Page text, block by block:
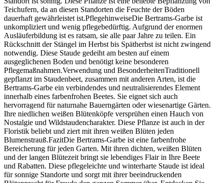
Teichufern, da an diesen Standorten die Feuchte der Böden
dauerhaft gewährleistet ist.PflegehinweiseDie Bertrams-Garbe ist
unkompliziert und wenig pflegebedürftig. Aufgrund der enormen
Ausläuferbildung ist es ratsam, sie alle paar Jahre zu teilen. Ein
Rückschnitt der Stängel im Herbst bis Spätherbst ist nicht zwingend
notwendig. Diese Staude gedeiht am besten auf einem
ausgeglichenen Boden und benötigt keine besonderen
Pflegemaßnahmen.Verwendung und BesonderheitenTraditionell
gepflanzt im Staudenbeet, zusammen mit anderen Arten, ist die
Bertrams-Garbe ein verbindendes und neutralisierendes Element
innerhalb eines farbenfrohen Beetes. Sie eignet sich auch
hervorragend für naturnahe Bauerngärten oder wiesenartige Gärten.
Ihre niedlichen weißen Blütenköpfe versprühen einen Hauch von
Nostalgie und Wildstaudencharakter. Diese Pflanze ist auch in der
Floristik beliebt und ziert mit ihren weißen Blüten jeden
Blumenstrauß.FazitDie Bertrams-Garbe ist eine farbenfrohe
Bereicherung für jeden Garten. Mit ihren dichten, weißen Blüten
und der langen Blütezeit bringt sie lebendiges Flair in Ihre Beete
und Rabatten. Diese pflegeleichte und winterharte Staude ist ideal
für sonnige Standorte und sorgt mit ihrer beeindruckenden